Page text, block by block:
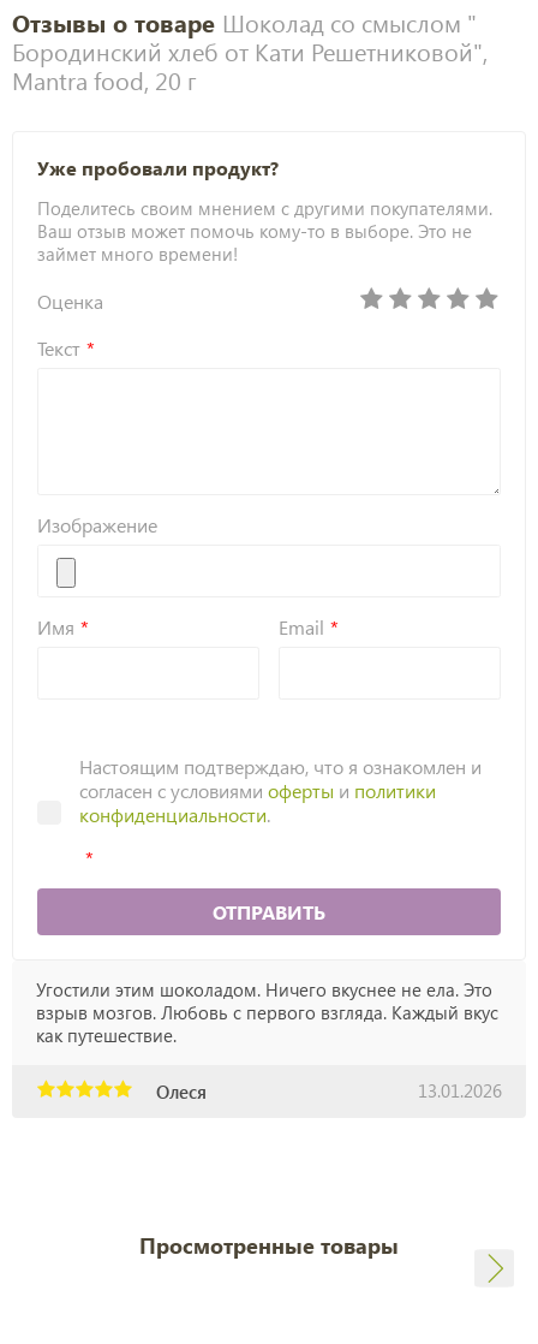
Отзывы о товаре Шоколад со смыслом "
Бородинский хлеб от Кати Решетниковой",
Mantra food, 20 г
Уже пробовали продукт?
Поделитесь своим мнением с другими покупателями.
Ваш отзыв может помочь кому-то в выборе. Это не
займет много времени!
Оценка
Текст
Изображение
Имя Email
Настоящим подтверждаю, что я ознакомлен и
согласен с условиями оферты и политики
конфиденциальности.
ОТПРАВИТЬ
Угостили этим шоколадом. Ничего вкуснее не ела. Это
взрыв мозгов. Любовь с первого взгляда. Каждый вкус
как путешествие.
Олеся 13.01.2026
Просмотренные товары